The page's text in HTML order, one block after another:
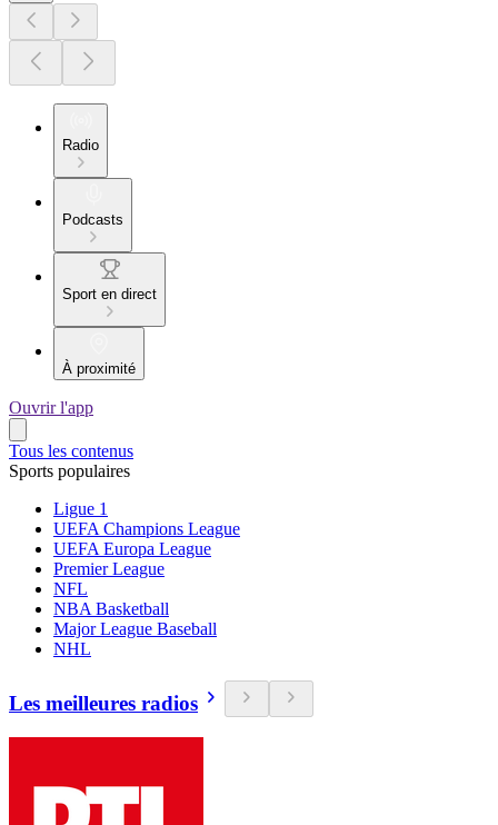
Radio
Podcasts
Sport en direct
À proximité
Ouvrir l'app
Tous les contenus
Sports populaires
Ligue 1
UEFA Champions League
UEFA Europa League
Premier League
NFL
NBA Basketball
Major League Baseball
NHL
Les meilleures radios